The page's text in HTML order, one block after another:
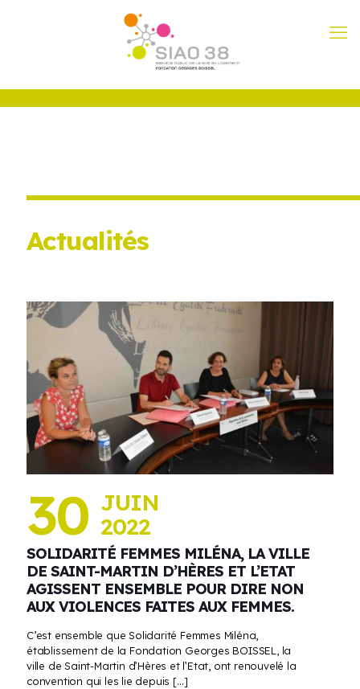
Actualités
30 JUIN
2022
SOLIDARITÉ FEMMES MILÉNA, LA VILLE
DE SAINT-MARTIN D’HÈRES ET L’ETAT
AGISSENT ENSEMBLE POUR DIRE NON
AUX VIOLENCES FAITES AUX FEMMES.
C’est ensemble que Solidarité Femmes Miléna,
établissement de la Fondation Georges BOISSEL, la
ville de Saint-Martin d’Hères et l’Etat, ont renouvelé la
convention qui les lie depuis […]